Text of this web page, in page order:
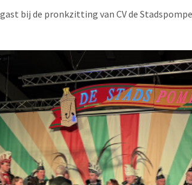
bij de pronkzitting van CV de